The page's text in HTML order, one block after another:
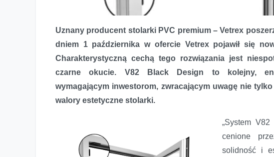
Uznany producent stolarki PVC premium – Vetrex
dniem 1 października w ofercie Vetrex pojawił się
Charakterystyczną cechą tego rozwiązania jest
czarne okucie. V82 Black Design to kolejny,
wymagającym inwestorom, zwracającym uwagę nie
walory estetyczne stolarki.
„System
cenione
solidność i